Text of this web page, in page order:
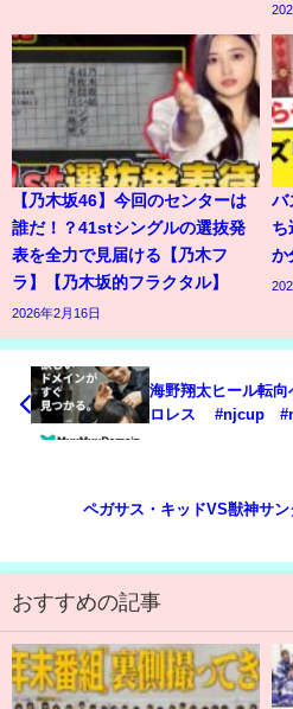
【乃木坂46】今回のセンターは
誰だ！？41stシングルの選抜発
表を全力で見届ける【乃木フ
ラ】【乃木坂的フラクタル】
2026年2月16日
バ
ち
か
海野翔太ヒール転
ロレス #njcup
ペガサス・キッドVS獣神サ
おすすめの記事